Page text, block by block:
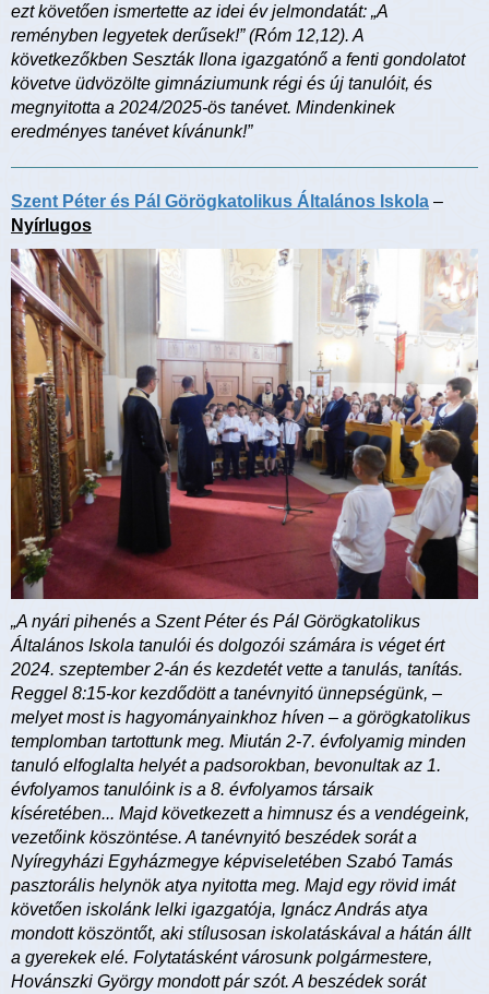
ezt követően ismertette az idei év jelmondatát: „A
reményben legyetek derűsek!” (Róm 12,12). A
következőkben Seszták Ilona igazgatónő a fenti gondolatot
követve üdvözölte gimnáziumunk régi és új tanulóit, és
megnyitotta a 2024/2025-ös tanévet. Mindenkinek
eredményes tanévet kívánunk!”
Szent Péter és Pál Görögkatolikus Általános Iskola –
Nyírlugos
„A nyári pihenés a Szent Péter és Pál Görögkatolikus
Általános Iskola tanulói és dolgozói számára is véget ért
2024. szeptember 2-án és kezdetét vette a tanulás, tanítás.
Reggel 8:15-kor kezdődött a tanévnyitó ünnepségünk, –
melyet most is hagyományainkhoz híven – a görögkatolikus
templomban tartottunk meg. Miután 2-7. évfolyamig minden
tanuló elfoglalta helyét a padsorokban, bevonultak az 1.
évfolyamos tanulóink is a 8. évfolyamos társaik
kíséretében... Majd következett a himnusz és a vendégeink,
vezetőink köszöntése. A tanévnyitó beszédek sorát a
Nyíregyházi Egyházmegye képviseletében Szabó Tamás
pasztorális helynök atya nyitotta meg. Majd egy rövid imát
követően iskolánk lelki igazgatója, Ignácz András atya
mondott köszöntőt, aki stílusosan iskolatáskával a hátán állt
a gyerekek elé. Folytatásként városunk polgármestere,
Hovánszki György mondott pár szót. A beszédek sorát